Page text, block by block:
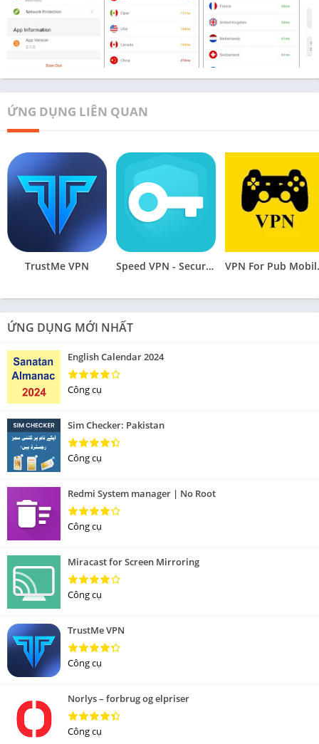
ỨNG DỤNG LIÊN QUAN
TrustMe VPN Speed VPN - Secure VPN Proxy
ỨNG DỤNG MỚI NHẤT
English Calendar 2024
Công cụ
Sim Checker: Pakistan
Công cụ
Redmi System manager | No Root
Công cụ
Miracast for Screen Mirroring
Công cụ
TrustMe VPN
Công cụ
Norlys – forbrug og elpriser
Công cụ